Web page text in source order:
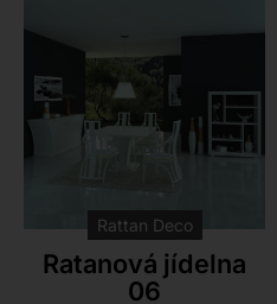
Rattan Deco
Ratanová jídelna
06